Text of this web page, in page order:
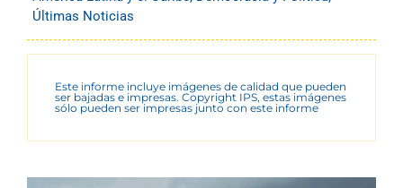
Últimas Noticias
Este informe incluye imágenes de calidad que pueden
ser bajadas e impresas. Copyright IPS, estas imágenes
sólo pueden ser impresas junto con este informe